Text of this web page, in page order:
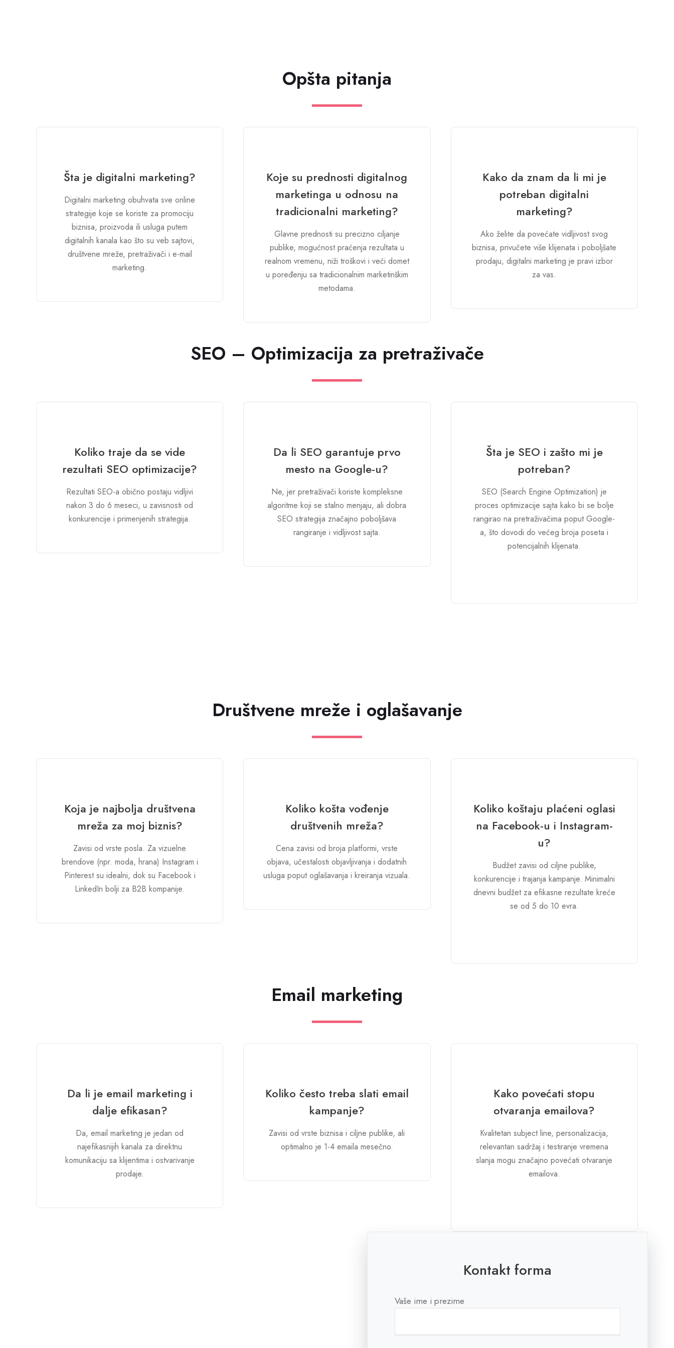
Opšta pitanja
Šta je digitalni marketing?
Digitalni marketing obuhvata sve online
strategije koje se koriste za promociju
biznisa, proizvoda ili usluga putem
digitalnih kanala kao što su veb sajtovi,
društvene mreže, pretraživači i e-mail
marketing.
Koje su prednosti digitalnog
marketinga u odnosu na
tradicionalni marketing?
Glavne prednosti su precizno ciljanje
publike, mogućnost praćenja rezultata u
realnom vremenu, niži troškovi i veći domet
u poređenju sa tradicionalnim marketinškim
metodama.
Kako da znam da li mi je
potreban digitalni
marketing?
Ako želite da povećate vidljivost svog
biznisa, privučete više klijenata i poboljšate
prodaju, digitalni marketing je pravi izbor
za vas.
SEO – Optimizacija za pretraživače
Koliko traje da se vide
rezultati SEO optimizacije?
Rezultati SEO-a obično postaju vidljivi
nakon 3 do 6 meseci, u zavisnosti od
konkurencije i primenjenih strategija.
Da li SEO garantuje prvo
mesto na Google-u?
Ne, jer pretraživači koriste kompleksne
algoritme koji se stalno menjaju, ali dobra
SEO strategija značajno poboljšava
rangiranje i vidljivost sajta.
Šta je SEO i zašto mi je
potreban?
SEO (Search Engine Optimization) je
proces optimizacije sajta kako bi se bolje
rangirao na pretraživačima poput Google-
a, što dovodi do većeg broja poseta i
potencijalnih klijenata.
Društvene mreže i oglašavanje
Koja je najbolja društvena
mreža za moj biznis?
Zavisi od vrste posla. Za vizuelne
brendove (npr. moda, hrana) Instagram i
Pinterest su idealni, dok su Facebook i
LinkedIn bolji za B2B kompanije.
Koliko košta vođenje
društvenih mreža?
Cena zavisi od broja platformi, vrste
objava, učestalosti objavljivanja i dodatnih
usluga poput oglašavanja i kreiranja vizuala.
Koliko koštaju plaćeni oglasi
na Facebook-u i Instagram-
u?
Budžet zavisi od ciljne publike,
konkurencije i trajanja kampanje. Minimalni
dnevni budžet za efikasne rezultate kreće
se od 5 do 10 evra.
Email marketing
Da li je email marketing i
dalje efikasan?
Da, email marketing je jedan od
najefikasnijih kanala za direktnu
komunikaciju sa klijentima i ostvarivanje
prodaje.
Koliko često treba slati email
kampanje?
Zavisi od vrste biznisa i ciljne publike, ali
optimalno je 1-4 emaila mesečno.
Kako povećati stopu
otvaranja emailova?
Kvalitetan subject line, personalizacija,
relevantan sadržaj i testiranje vremena
slanja mogu značajno povećati otvaranje
emailova.
Kontakt forma
Vaše ime i prezime